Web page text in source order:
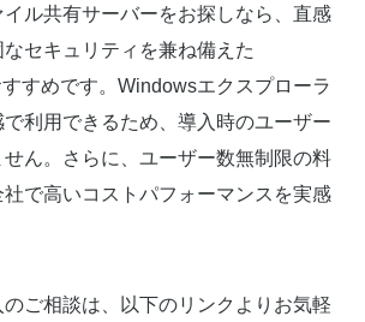
ル共有サーバーをお探しなら、直感
セキュリティを兼ね備えた
すすめです。Windowsエクスプローラ
利用できるため、導入時のユーザー
ん。さらに、ユーザー数無制限の料
で高いコストパフォーマンスを実感
ご相談は、以下のリンクよりお気軽